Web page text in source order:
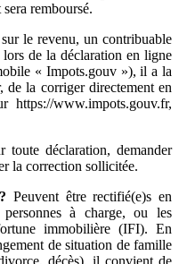
remboursé.
le revenu, un contribuable
lors de la déclaration en ligne
« Impots.gouv »), il a la
la corriger directement en
https://www.impots.gouv.fr,
toute déclaration, demander
la correction sollicitée.
Peuvent être rectifié(e)s en
à charge, ou les
immobilière (IFI). En
de situation de famille
décès), il convient de